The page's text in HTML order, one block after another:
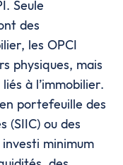
Seule
des
les OPCI
physiques, mais
à l’immobilier.
portefeuille des
(SIIC) ou des
minimum